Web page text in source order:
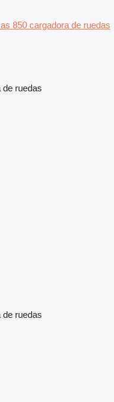
850 cargadora de ruedas
de ruedas
de ruedas